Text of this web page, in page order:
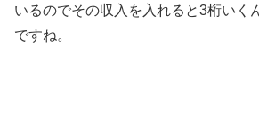
いるのでその収入を入れると3桁いく
ですね。